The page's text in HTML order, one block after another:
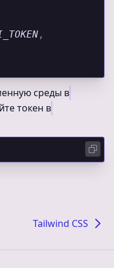
,
среды в
токен в
Tailwind CSS